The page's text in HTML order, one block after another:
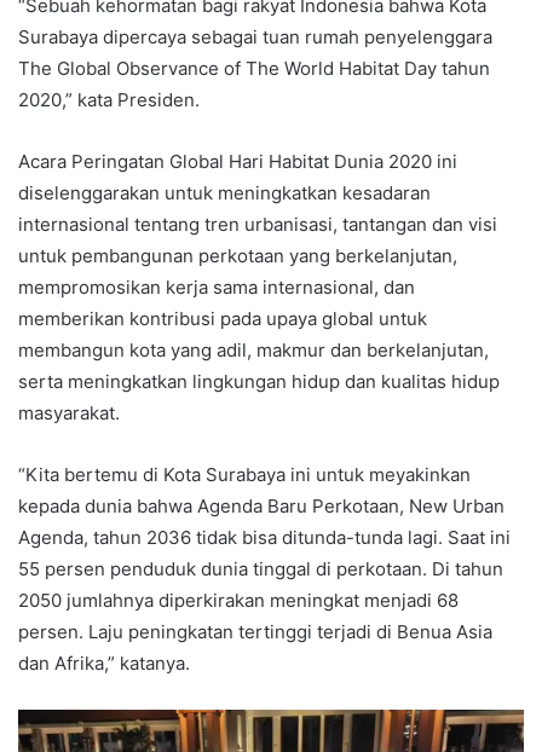
“Sebuah kehormatan bagi rakyat Indonesia bahwa Kota
Surabaya dipercaya sebagai tuan rumah penyelenggara
The Global Observance of The World Habitat Day tahun
2020,” kata Presiden.
Acara Peringatan Global Hari Habitat Dunia 2020 ini
diselenggarakan untuk meningkatkan kesadaran
internasional tentang tren urbanisasi, tantangan dan visi
untuk pembangunan perkotaan yang berkelanjutan,
mempromosikan kerja sama internasional, dan
memberikan kontribusi pada upaya global untuk
membangun kota yang adil, makmur dan berkelanjutan,
serta meningkatkan lingkungan hidup dan kualitas hidup
masyarakat.
“Kita bertemu di Kota Surabaya ini untuk meyakinkan
kepada dunia bahwa Agenda Baru Perkotaan, New Urban
Agenda, tahun 2036 tidak bisa ditunda-tunda lagi. Saat ini
55 persen penduduk dunia tinggal di perkotaan. Di tahun
2050 jumlahnya diperkirakan meningkat menjadi 68
persen. Laju peningkatan tertinggi terjadi di Benua Asia
dan Afrika,” katanya.